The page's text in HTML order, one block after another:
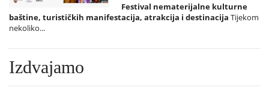
Festival nematerijalne kulturne
baštine, turističkih manifestacija, atrakcija i destinacija Tijekom
nekoliko...
Izdvajamo